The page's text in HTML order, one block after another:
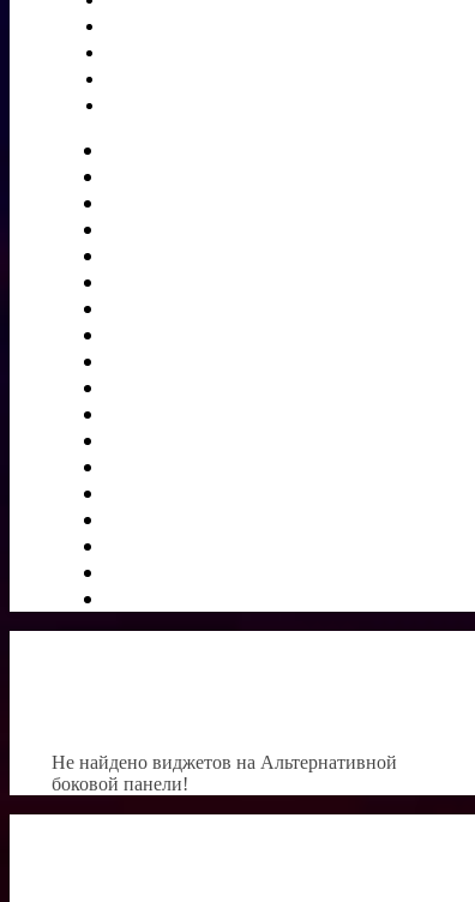
Не найдено виджетов на Альтернативной
боковой панели!